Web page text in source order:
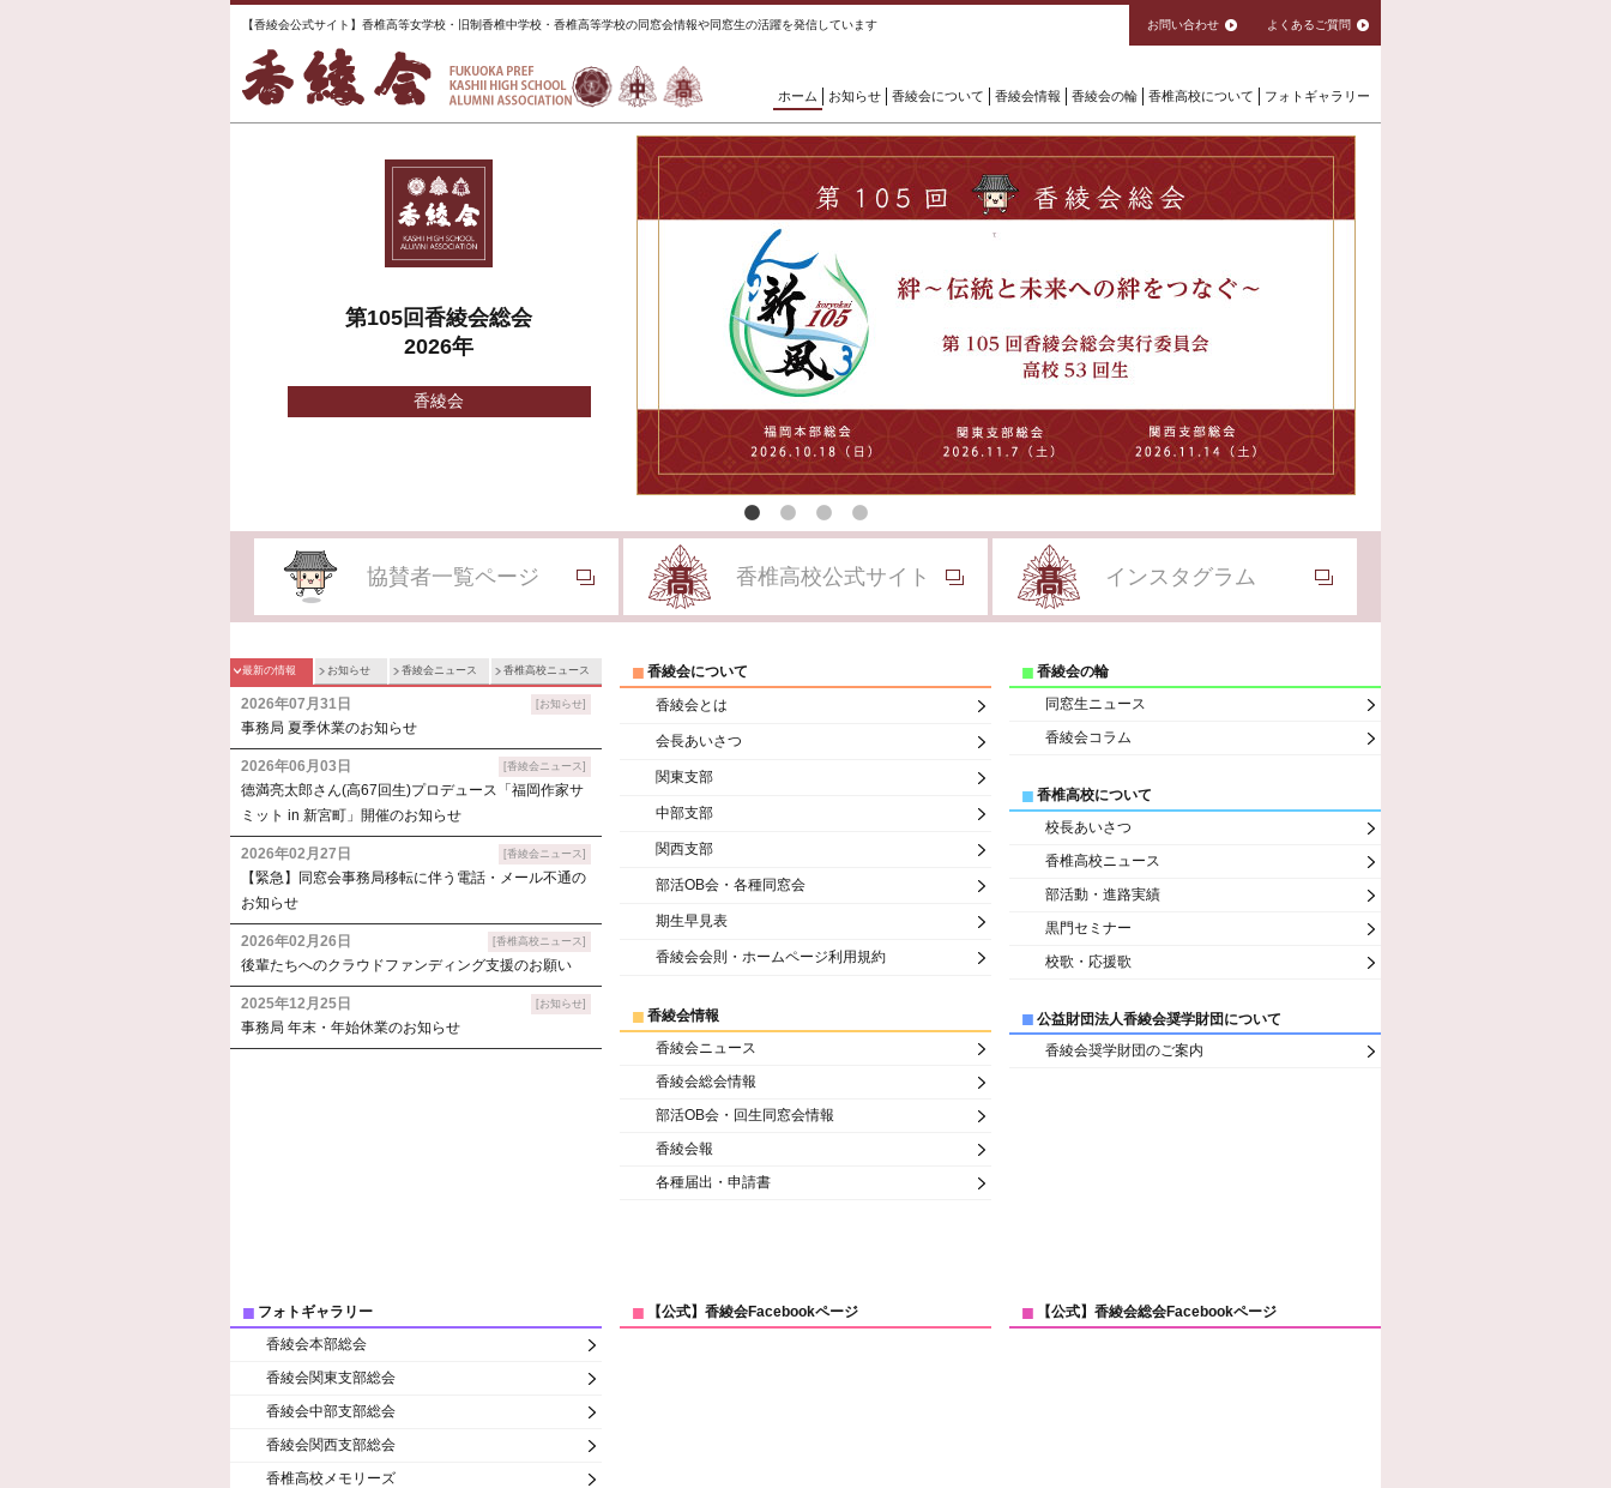
【香綾会公式サイト】香椎高等女学校・旧制香椎中学校・香椎高等学校の同窓会情報や同窓生の活躍を発信しています お問い合わせ よくあるご質問
ホーム お知らせ 香綾会について 香綾会情報 香綾会の輪 香椎高校について フォトギャラリー
第105回香綾会総会
2026年
香綾会
協賛者一覧ページ 香椎高校公式サイト インスタグラム
最新の情報 お知らせ 香綾会ニュース 香椎高校ニュース
2026年07月31日 [お知らせ]
事務局 夏季休業のお知らせ
2026年06月03日 [香綾会ニュース]
德満亮太郎さん(高67回生)プロデュース「福岡作家サ
ミット in 新宮町」開催のお知らせ
2026年02月27日 [香綾会ニュース]
【緊急】同窓会事務局移転に伴う電話・メール不通の
お知らせ
2026年02月26日 [香椎高校ニュース]
後輩たちへのクラウドファンディング支援のお願い
2025年12月25日 [お知らせ]
事務局 年末・年始休業のお知らせ
香綾会について
香綾会とは
会長あいさつ
関東支部
中部支部
関西支部
部活OB会・各種同窓会
期生早見表
香綾会会則・ホームページ利用規約
香綾会情報
香綾会ニュース
香綾会総会情報
部活OB会・回生同窓会情報
香綾会報
各種届出・申請書
香綾会の輪
同窓生ニュース
香綾会コラム
香椎高校について
校長あいさつ
香椎高校ニュース
部活動・進路実績
黒門セミナー
校歌・応援歌
公益財団法人香綾会奨学財団について
香綾会奨学財団のご案内
フォトギャラリー
香綾会本部総会
香綾会関東支部総会
香綾会中部支部総会
香綾会関西支部総会
香椎高校メモリーズ
【公式】香綾会Facebookページ 【公式】香綾会総会Facebookページ